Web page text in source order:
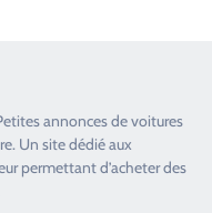
annonces devoitures
Un site dédié aux
permettant d’acheter des